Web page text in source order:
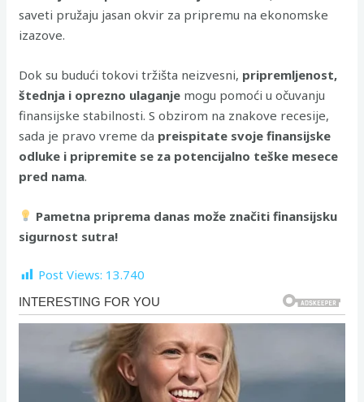
saveti pružaju jasan okvir za pripremu na ekonomske
izazove.
Dok su budući tokovi tržišta neizvesni, pripremljenost,
štednja i oprezno ulaganje mogu pomoći u očuvanju
finansijske stabilnosti. S obzirom na znakove recesije,
sada je pravo vreme da preispitate svoje finansijske
odluke i pripremite se za potencijalno teške mesece
pred nama.
Pametna priprema danas može značiti finansijsku
sigurnost sutra!
Post Views: 13.740